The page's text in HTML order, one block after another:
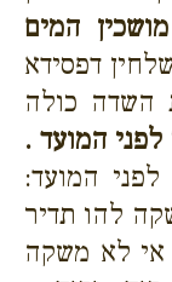
המים
דפסידא
השדה כולה
המועד .
המועד:
להו תדיר
אי לא משקה